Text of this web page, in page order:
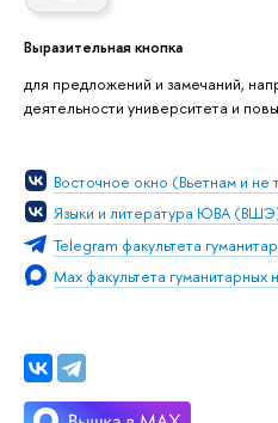
Выразительная кнопка
для предложений и замечаний,
деятельности университета и
Восточное окно (Вьетнам и не
Языки и литература ЮВА
Telegram факультета
Мах факультета